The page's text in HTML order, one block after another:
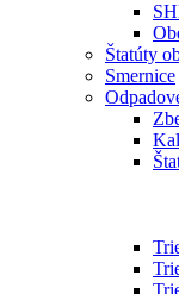
Štatúty
Smernice